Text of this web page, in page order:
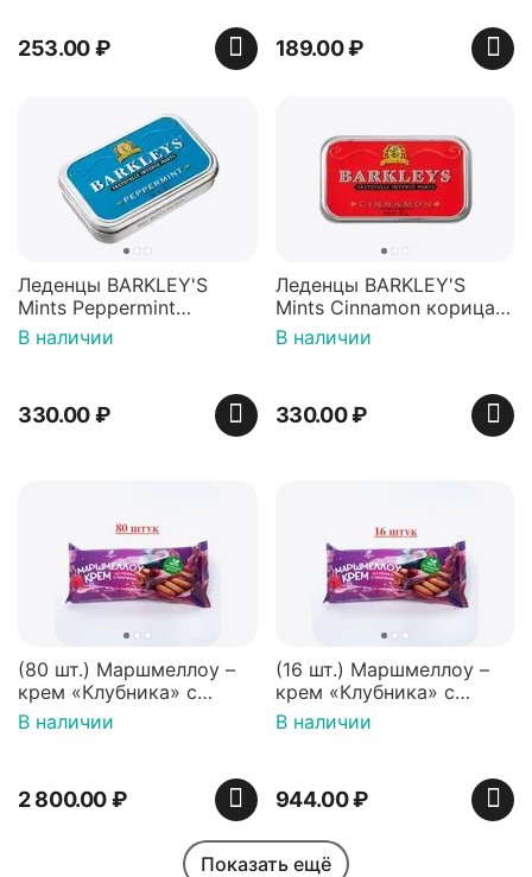
253.00₽ 189.00₽
Леденцы BARKLEY'S
Mints Peppermint
перечная мята 50г,
Нидерланды
В наличии
330.00₽
Леденцы BARKLEY'S
Mints Cinnamon корица
50г, Нидерланды
В наличии
330.00₽
(80 шт.) Маршмеллоу –
крем «Клубника» с
палочками (ТМ
«Зефирный Лео»)
В наличии
2 800.00₽
(16 шт.) Маршмеллоу –
крем «Клубника» с
палочками (ТМ
«Зефирный Лео»)
В наличии
944.00₽
Показать ещё